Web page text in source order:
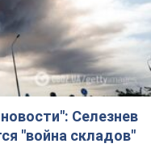
Селезнев
"война складов"